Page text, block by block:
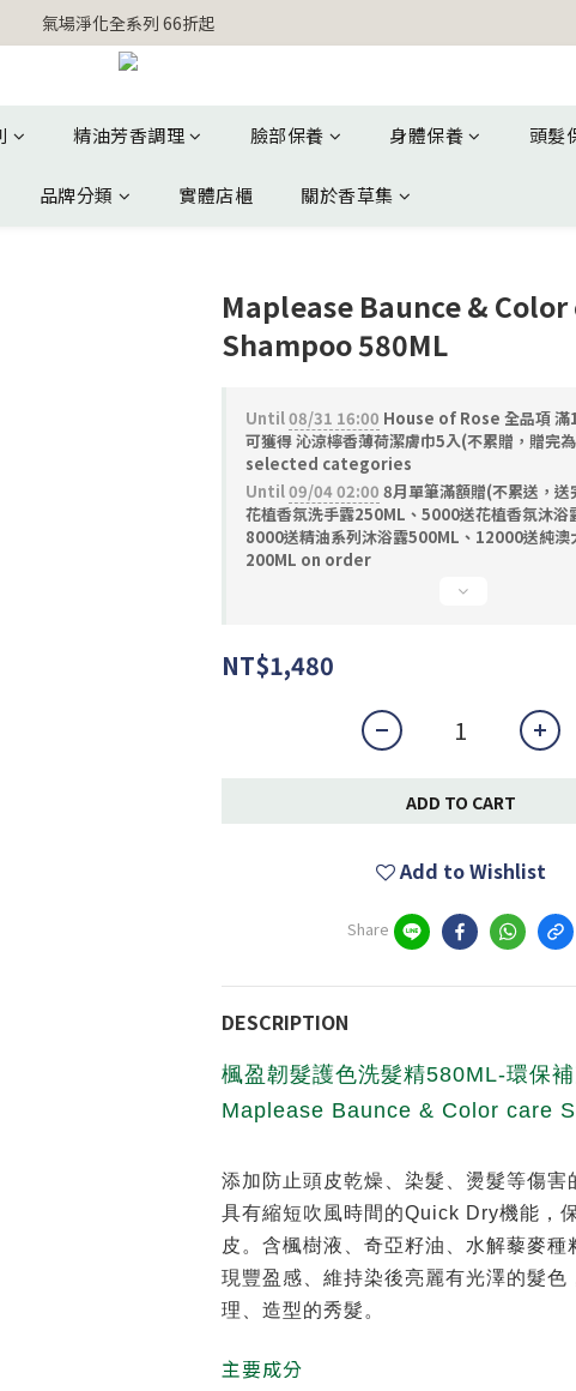
首次消費 不限金額 即送 香遇熊超人行李吊牌
氣場淨化全系列 66折起
首次消費 不限金額 即送 香遇熊超人行李吊牌
精油芳香調理 臉部保養 身體保養 頭髮
品牌分類 實體店櫃 關於香草集
Maplease Baunce & Color
Shampoo 580ML
Until08/31 16:00 House of Rose 全品項 滿
可獲得 沁涼檸香薄荷潔膚巾5入(不累贈，贈完
selected categories
Until09/04 02:00 8月單筆滿額贈(不累送，
花植香氛洗手露250ML、5000送花植香氛沐浴
8000送精油系列沐浴露500ML、12000送純澳
200ML on order
NT$1,480
ADD TO CART
Add to Wishlist
Share
DESCRIPTION
楓盈韌髮護色洗髮精580ML-環保
Maplease Baunce & Color care
添加防止頭皮乾燥、染髮、燙髮等傷害
具有縮短吹風時間的Quick Dry機能，
皮。含楓樹液、奇亞籽油、水解藜麥種
現豐盈感、維持染後亮麗有光澤的髮色
理、造型的秀髮。
主要成分